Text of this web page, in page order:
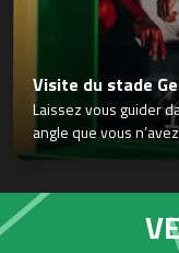
Visite du stade
Laissez vous guider
angle que vous